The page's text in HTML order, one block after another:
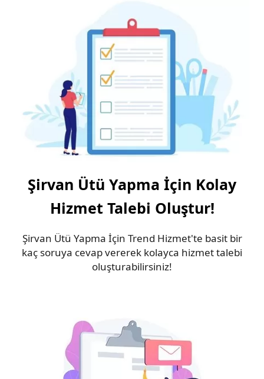
Şirvan Ütü Yapma İçin Kolay
Hizmet Talebi Oluştur!
Şirvan Ütü Yapma İçin Trend Hizmet'te basit bir
kaç soruya cevap vererek kolayca hizmet talebi
oluşturabilirsiniz!